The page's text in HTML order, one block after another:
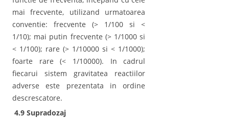
mai frecvente, utilizand urmatoarea
conventie: frecvente (> 1/100 si <
1/10); mai putin frecvente (> 1/1000 si
< 1/100); rare (> 1/10000 si < 1/1000);
foarte rare (< 1/10000). In cadrul
fiecarui sistem gravitatea reactiilor
adverse este prezentata in ordine
descrescatore.
4.9 Supradozaj